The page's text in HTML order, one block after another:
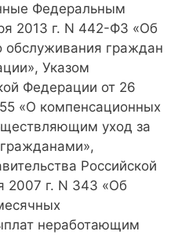
Федеральным
2013 г. N 442-ФЗ «Об
обслуживания граждан
Указом
Федерации от 26
«О компенсационных
уход за
Российской
2007 г. N 343 «Об
неработающим